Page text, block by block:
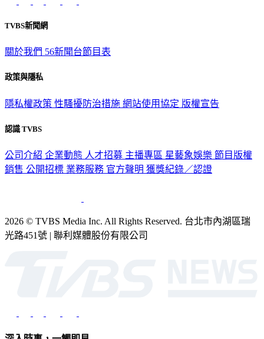
TVBS新聞網
關於我們 56新聞台節目表
政策與隱私
隱私權政策 性騷擾防治措施 網站使用協定 版權宣告
認識 TVBS
公司介紹 企業動態 人才招募 主播專區 星藝象娛樂 節目版權
銷售 公開招標 業務服務 官方聲明 獲獎紀錄／認證
2026 © TVBS Media Inc. All Rights Reserved. 台北市內湖區瑞
光路451號 | 聯利媒體股份有限公司